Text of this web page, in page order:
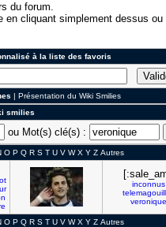
du forum.
cliquant simplement dessus
à la liste des favoris
| Présentation du Wiki Smilies
smilies
ou Mot(s) clé(s) :
O P Q R S T U V W X Y Z Autres
inconnus
veronique
O P Q R S T U V W X Y Z Autres